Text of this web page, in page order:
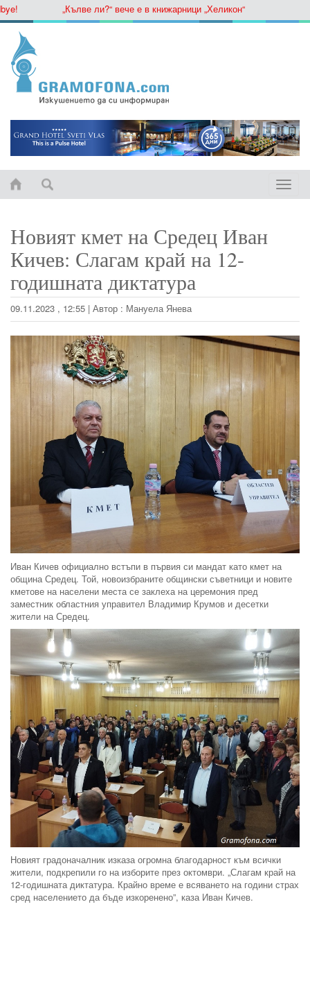
„Кълве ли?“ вече е в книжарници „Хеликон“
Toggle
Новият кмет на Средец Иван
Кичев: Слагам край на 12-
годишната диктатура
09.11.2023 , 12:55 | Автор : Мануела Янева
Иван Кичев официално встъпи в първия си мандат като кмет на
община Средец. Той, новоизбраните общински съветници и новите
кметове на населени места се заклеха на церемония пред
заместник областния управител Владимир Крумов и десетки
жители на Средец.
Новият градоначалник изказа огромна благодарност към всички
жители, подкрепили го на изборите през октомври. „Слагам край на
12-годишната диктатура. Крайно време е всяването на години страх
сред населението да бъде изкоренено”, каза Иван Кичев.